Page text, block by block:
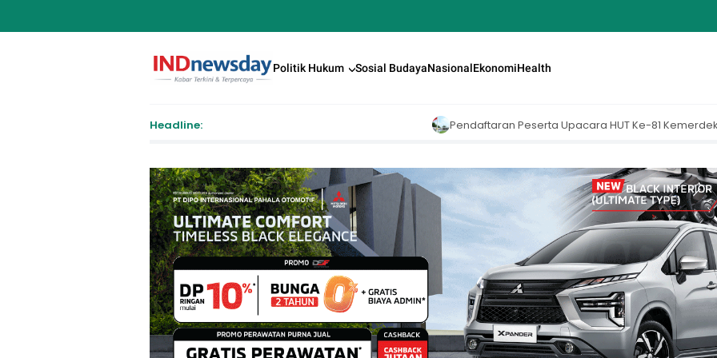
Politik Hukum Sosial BudayaNasionalEkonomiHealth
Headline: Pendaftaran Peserta Upacara HUT Ke-81 Kemerdekaan RI di Istana